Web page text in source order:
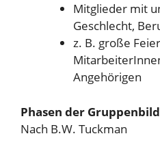
Mitglieder mit
Geschlecht,
z. B. große
Angehörigen
Phasen der
Nach B.W. Tuckman